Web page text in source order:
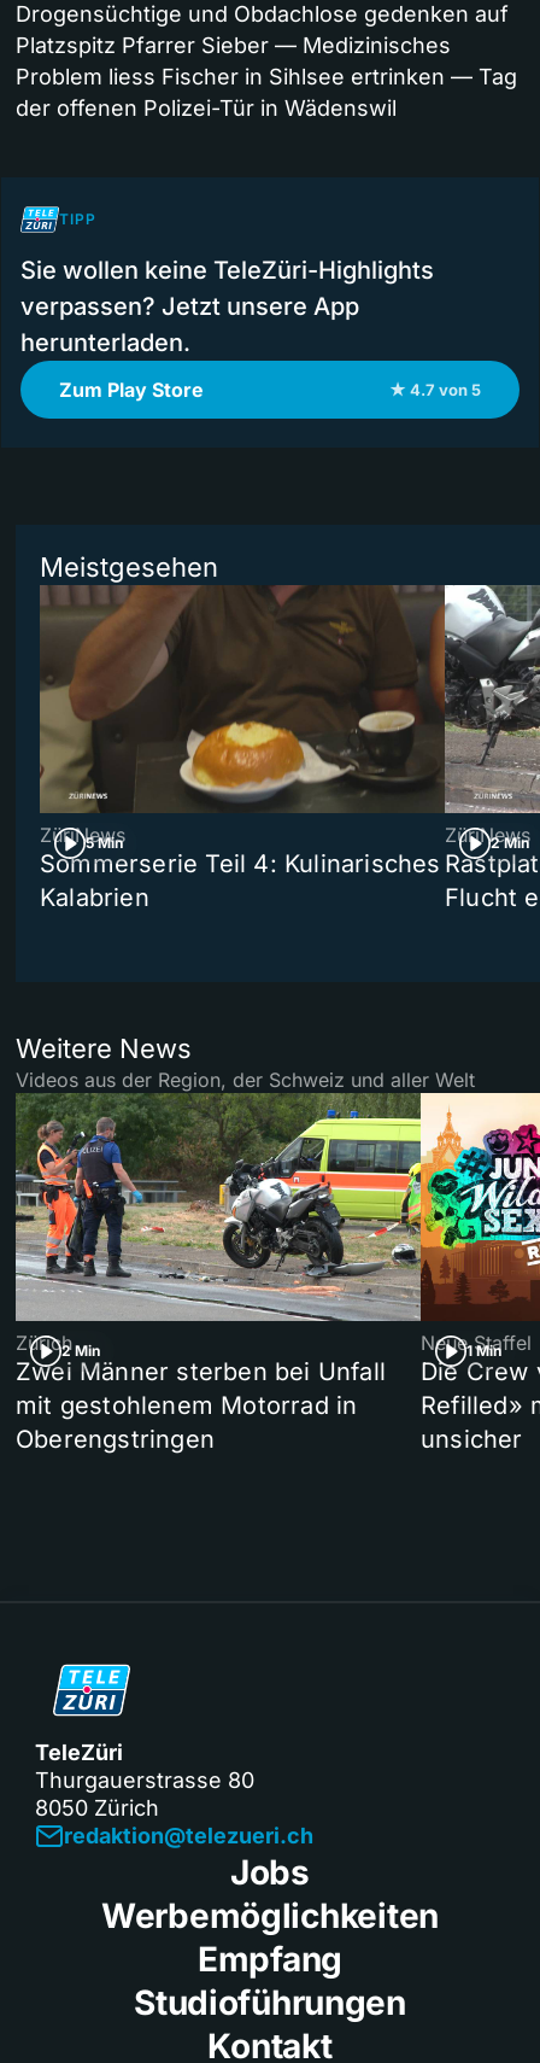
Drogensüchtige und Obdachlose gedenken auf
Platzspitz Pfarrer Sieber — Medizinisches
Problem liess Fischer in Sihlsee ertrinken — Tag
der offenen Polizei-Tür in Wädenswil
TIPP
Sie wollen keine TeleZüri-Highlights
verpassen? Jetzt unsere App
herunterladen.
Zum Play Store ★ 4.7 von 5
Meistgesehen
5 Min
ZüriNews
Sommerserie Teil 4: Kulinarisches
Kalabrien
2 Min
ZüriNews
Flucht
Weitere News
Videos aus der Region, der Schweiz und aller Welt
2 Min
Zürich
Zwei Männer sterben bei Unfall
mit gestohlenem Motorrad in
Oberengstringen
1 Min
Neue Staffel
Die Crew
Refilled»
unsicher
TeleZüri
Thurgauerstrasse 80
8050 Zürich
redaktion@telezueri.ch
Jobs
Werbemöglichkeiten
Empfang
Studioführungen
Kontakt